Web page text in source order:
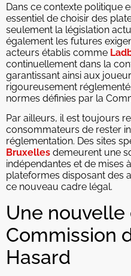
Dans ce contexte politique
essentiel de choisir des
seulement la législation
également les futures
acteurs établis comme
continuellement dans la
garantissant ainsi aux
rigoureusement
normes définies par la
Par ailleurs, il est toujours
consommateurs de rester
réglementation. Des sites
Bruxelles demeurent une
indépendantes et de mises
plateformes disposant des
ce nouveau cadre légal.
Une nouvelle
Commission
Hasard